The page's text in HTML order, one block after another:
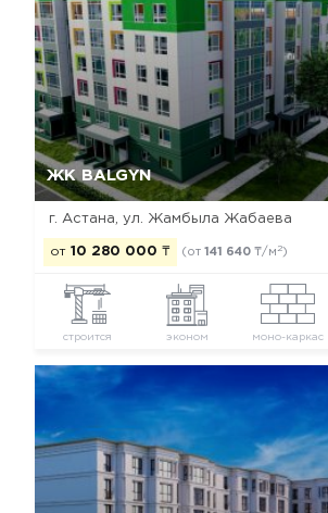
ЖК BALGYN
г. Астана, ул. Жамбыла Жабаева
от 10 280 000 ₸ (от 141 640 ₸/м 2)
строится эконом моно-каркас